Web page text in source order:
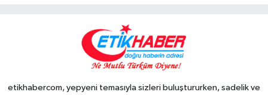
etikhabercom, yepyeni temasıyla sizleri buluştururken, sadelik ve